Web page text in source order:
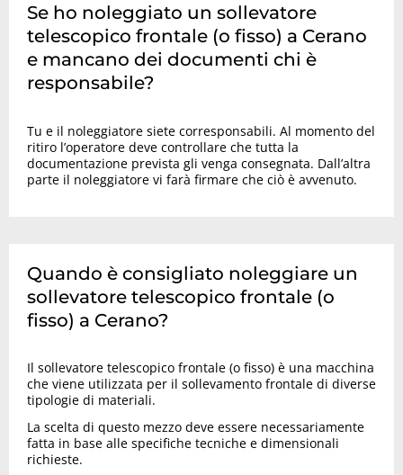
Se ho noleggiato un sollevatore
telescopico frontale (o fisso) a Cerano
e mancano dei documenti chi è
responsabile?
Tu e il noleggiatore siete corresponsabili. Al momento del
ritiro l’operatore deve controllare che tutta la
documentazione prevista gli venga consegnata. Dall’altra
parte il noleggiatore vi farà firmare che ciò è avvenuto.
Quando è consigliato noleggiare un
sollevatore telescopico frontale (o
fisso) a Cerano?
Il sollevatore telescopico frontale (o fisso) è una macchina
che viene utilizzata per il sollevamento frontale di diverse
tipologie di materiali.
La scelta di questo mezzo deve essere necessariamente
fatta in base alle specifiche tecniche e dimensionali
richieste.